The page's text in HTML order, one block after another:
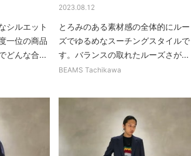
シルエット
一位の商品
どんな合...
2023.08.12
とろみのある素材感の全体的にルー
ズでゆるめなスーチングスタイルで
す。バランスの取れたルーズさが...
BEAMS Tachikawa